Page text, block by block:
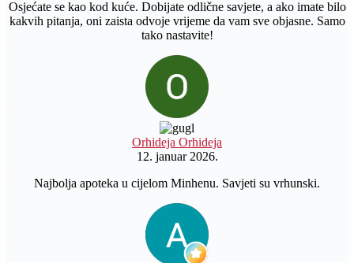
Osjećate se kao kod kuće. Dobijate odlične savjete, a ako imate bilo
kakvih pitanja, oni zaista odvoje vrijeme da vam sve objasne. Samo
tako nastavite!
Orhideja Orhideja
12. januar 2026.
Najbolja apoteka u cijelom Minhenu. Savjeti su vrhunski.